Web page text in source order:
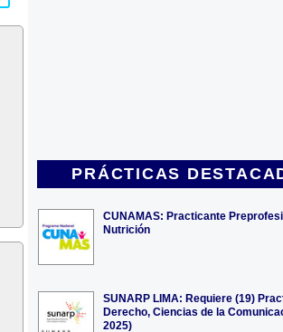
PRÁCTICAS
CUNAMAS: Practicante
Nutrición
SUNARP LIMA: Requiere (19)
Derecho, Ciencias de la
2025)